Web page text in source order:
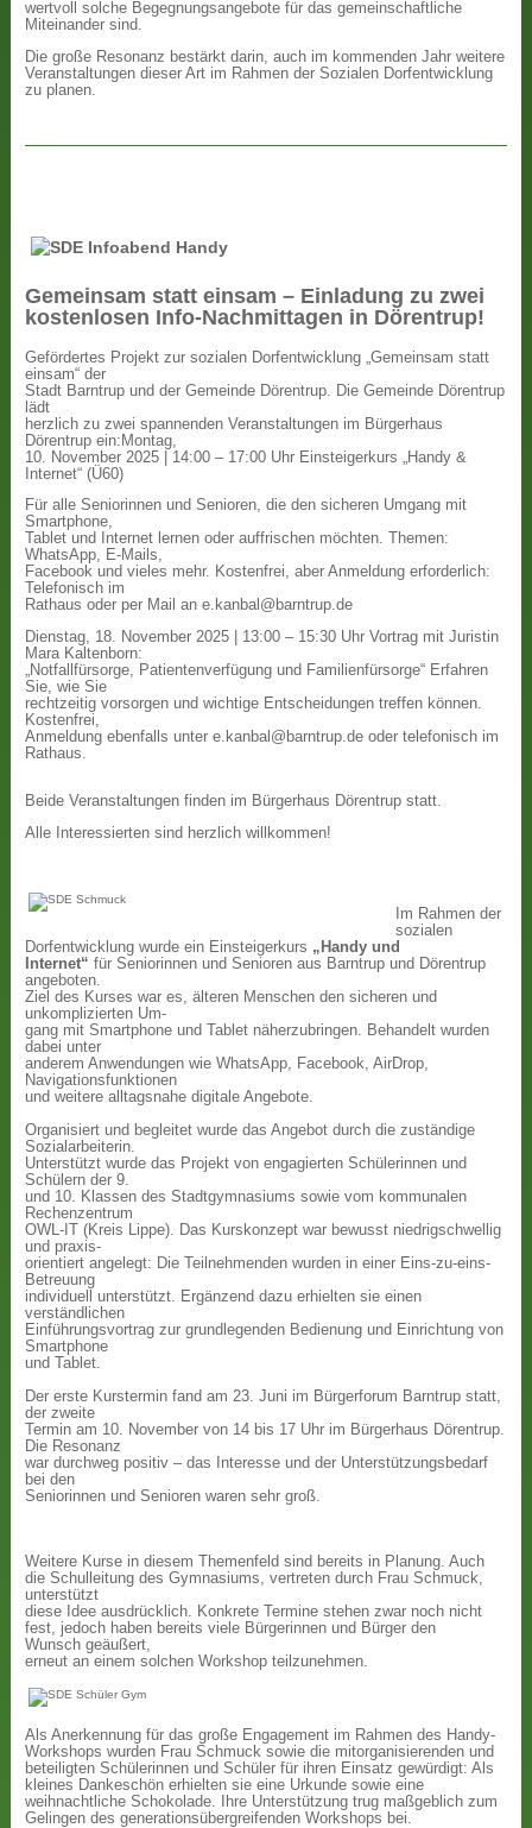
wertvoll solche Begegnungsangebote für das gemeinschaftliche
Miteinander sind.
Die große Resonanz bestärkt darin, auch im kommenden Jahr weitere
Veranstaltungen dieser Art im Rahmen der Sozialen Dorfentwicklung
zu planen.
Gemeinsam statt einsam – Einladung zu zwei
kostenlosen Info-Nachmittagen in Dörentrup!
Gefördertes Projekt zur sozialen Dorfentwicklung „Gemeinsam statt
einsam“ der
Stadt Barntrup und der Gemeinde Dörentrup. Die Gemeinde Dörentrup
lädt
herzlich zu zwei spannenden Veranstaltungen im Bürgerhaus
Dörentrup ein:Montag,
10. November 2025 | 14:00 – 17:00 Uhr Einsteigerkurs „Handy &
Internet“ (Ü60)
Für alle Seniorinnen und Senioren, die den sicheren Umgang mit
Smartphone,
Tablet und Internet lernen oder auffrischen möchten. Themen:
WhatsApp, E-Mails,
Facebook und vieles mehr. Kostenfrei, aber Anmeldung erforderlich:
Telefonisch im
Rathaus oder per Mail an e.kanbal@barntrup.de
Dienstag, 18. November 2025 | 13:00 – 15:30 Uhr Vortrag mit Juristin
Mara Kaltenborn:
„Notfallfürsorge, Patientenverfügung und Familienfürsorge“ Erfahren
Sie, wie Sie
rechtzeitig vorsorgen und wichtige Entscheidungen treffen können.
Kostenfrei,
Anmeldung ebenfalls unter e.kanbal@barntrup.de oder telefonisch im
Rathaus.
Beide Veranstaltungen finden im Bürgerhaus Dörentrup statt.
Alle Interessierten sind herzlich willkommen!
Im Rahmen der
sozialen
Dorfentwicklung wurde ein Einsteigerkurs „Handy und
Internet“ für Seniorinnen und Senioren aus Barntrup und Dörentrup
angeboten.
Ziel des Kurses war es, älteren Menschen den sicheren und
unkomplizierten Um-
gang mit Smartphone und Tablet näherzubringen. Behandelt wurden
dabei unter
anderem Anwendungen wie WhatsApp, Facebook, AirDrop,
Navigationsfunktionen
und weitere alltagsnahe digitale Angebote.
Organisiert und begleitet wurde das Angebot durch die zuständige
Sozialarbeiterin.
Unterstützt wurde das Projekt von engagierten Schülerinnen und
Schülern der 9.
und 10. Klassen des Stadtgymnasiums sowie vom kommunalen
Rechenzentrum
OWL-IT (Kreis Lippe). Das Kurskonzept war bewusst niedrigschwellig
und praxis-
orientiert angelegt: Die Teilnehmenden wurden in einer Eins-zu-eins-
Betreuung
individuell unterstützt. Ergänzend dazu erhielten sie einen
verständlichen
Einführungsvortrag zur grundlegenden Bedienung und Einrichtung von
Smartphone
und Tablet.
Der erste Kurstermin fand am 23. Juni im Bürgerforum Barntrup statt,
der zweite
Termin am 10. November von 14 bis 17 Uhr im Bürgerhaus Dörentrup.
Die Resonanz
war durchweg positiv – das Interesse und der Unterstützungsbedarf
bei den
Seniorinnen und Senioren waren sehr groß.
Weitere Kurse in diesem Themenfeld sind bereits in Planung. Auch
die Schulleitung des Gymnasiums, vertreten durch Frau Schmuck,
unterstützt
diese Idee ausdrücklich. Konkrete Termine stehen zwar noch nicht
fest, jedoch haben bereits viele Bürgerinnen und Bürger den
Wunsch geäußert,
erneut an einem solchen Workshop teilzunehmen.
Als Anerkennung für das große Engagement im Rahmen des Handy-
Workshops wurden Frau Schmuck sowie die mitorganisierenden und
beteiligten Schülerinnen und Schüler für ihren Einsatz gewürdigt: Als
kleines Dankeschön erhielten sie eine Urkunde sowie eine
weihnachtliche Schokolade. Ihre Unterstützung trug maßgeblich zum
Gelingen des generationsübergreifenden Workshops bei.